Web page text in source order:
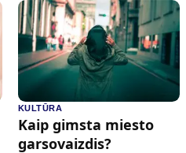
KULTŪRA
Kaip gimsta miesto
garsovaizdis?